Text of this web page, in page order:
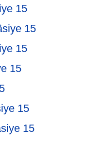
15
15
15
15
15
15